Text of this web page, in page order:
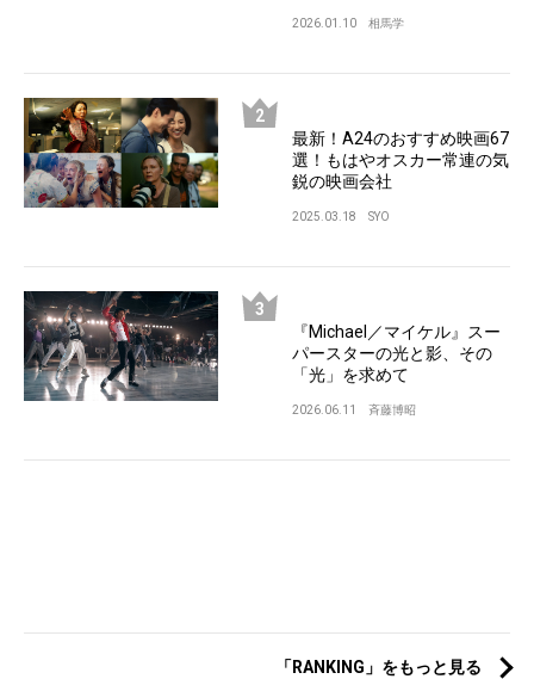
2026.01.10 相馬学
最新！A24のおすすめ映画67
選！もはやオスカー常連の気
鋭の映画会社
2025.03.18 SYO
『Michael／マイケル』スー
パースターの光と影、その
「光」を求めて
2026.06.11 斉藤博昭
「RANKING」をもっと見る